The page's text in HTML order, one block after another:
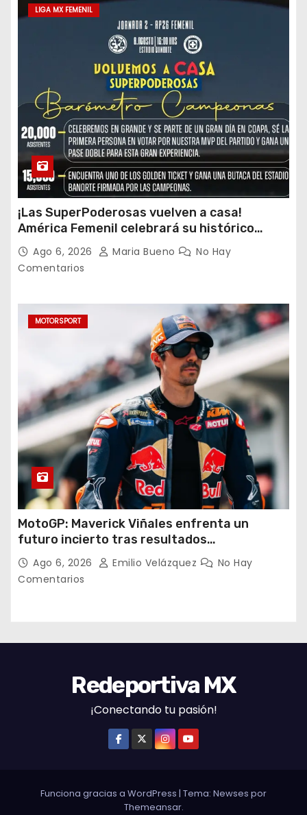
LIGA MX FEMENIL
¡Las SuperPoderosas vuelven a casa!
América Femenil celebrará su histórico
triplete con una auténtica fiesta ante Cruz
Azul
Ago 6, 2026 Maria Bueno
No Hay
Comentarios
MOTORSPORT
MotoGP: Maverick Viñales enfrenta un
futuro incierto tras resultados
decepcionantes
Ago 6, 2026 Emilio Velázquez
No Hay
Comentarios
Redeportiva MX
¡Conectando tu pasión!
Funciona gracias a WordPress | Tema: Newses por
Themeansar.